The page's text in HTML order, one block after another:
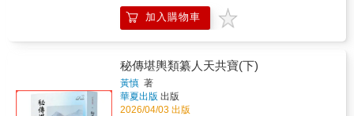
居家物件走向身心安頓的空間調頻之旅——新
看見家中每一件日常器物，如何承接你的情
緒、關係與生活節奏。
按門類編排，內容豐富，包括「經、傳、論、
狀、書、記、篇、說、詩、賦、歌、訣、問
和原理，還強調山水形勢與建築佈局的協調，
地理環境與陰陽五行的配合，以及「天地人」
的三才學說。
加入購物車
秘傳堪輿類纂人天共寶(下)
黃慎 著
華夏出版 出版
2026/04/03 出版